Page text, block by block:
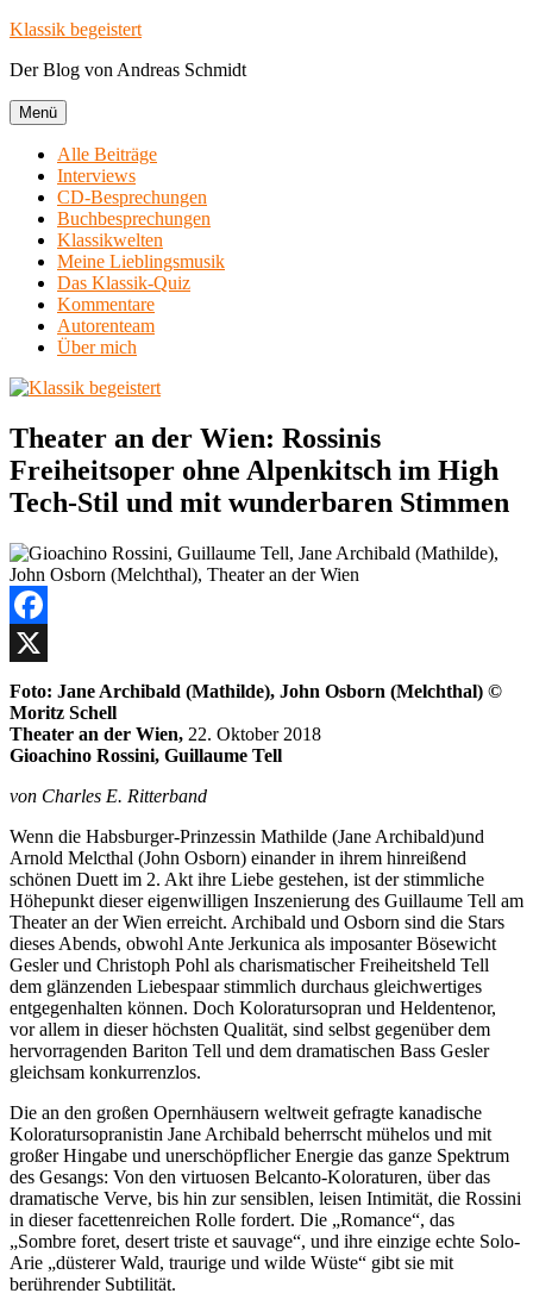
Zum
springen
Klassik begeistert
Der Blog von Andreas Schmidt
Menü
Alle Beiträge
Interviews
CD-Besprechungen
Buchbesprechungen
Klassikwelten
Meine Lieblingsmusik
Das Klassik-Quiz
Kommentare
Autorenteam
Über mich
Theater an der Wien: Rossinis
Freiheitsoper ohne Alpenkitsch im High
Tech-Stil und mit wunderbaren Stimmen
Facebook
X
Foto: Jane Archibald (Mathilde), John Osborn (Melchthal) ©
Moritz Schell
Theater an der Wien, 22. Oktober 2018
Gioachino Rossini, Guillaume Tell
von Charles E. Ritterband
Wenn die Habsburger-Prinzessin Mathilde (Jane Archibald)und
Arnold Melcthal (John Osborn) einander in ihrem hinreißend
schönen Duett im 2. Akt ihre Liebe gestehen, ist der stimmliche
Höhepunkt dieser eigenwilligen Inszenierung des Guillaume Tell am
Theater an der Wien erreicht. Archibald und Osborn sind die Stars
dieses Abends, obwohl Ante Jerkunica als imposanter Bösewicht
Gesler und Christoph Pohl als charismatischer Freiheitsheld Tell
dem glänzenden Liebespaar stimmlich durchaus gleichwertiges
entgegenhalten können. Doch Koloratursopran und Heldentenor,
vor allem in dieser höchsten Qualität, sind selbst gegenüber dem
hervorragenden Bariton Tell und dem dramatischen Bass Gesler
gleichsam konkurrenzlos.
Die an den großen Opernhäusern weltweit gefragte kanadische
Koloratursopranistin Jane Archibald beherrscht mühelos und mit
großer Hingabe und unerschöpflicher Energie das ganze Spektrum
des Gesangs: Von den virtuosen Belcanto-Koloraturen, über das
dramatische Verve, bis hin zur sensiblen, leisen Intimität, die Rossini
in dieser facettenreichen Rolle fordert. Die „Romance“, das
„Sombre foret, desert triste et sauvage“, und ihre einzige echte Solo-
Arie „düsterer Wald, traurige und wilde Wüste“ gibt sie mit
berührender Subtilität.